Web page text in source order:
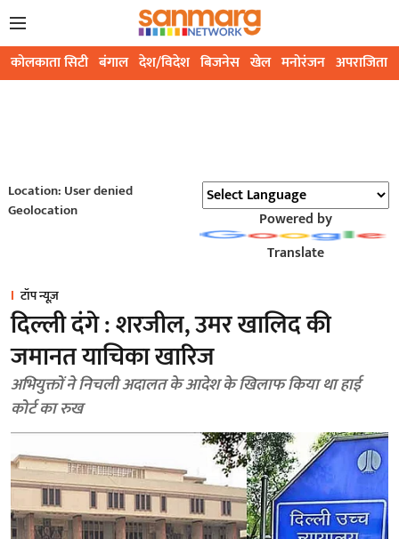
कोलकाता सिटी बंगाल देश/विदेश बिजनेस खेल मनोरंजन अपराजिता
Location: User denied
Geolocation
Powered by
Translate
टॉप न्यूज़
दिल्ली दंगे : शरजील, उमर खालिद की
जमानत याचिका खारिज
अभियुक्तों ने निचली अदालत के आदेश के खिलाफ किया था हाई
कोर्ट का रुख